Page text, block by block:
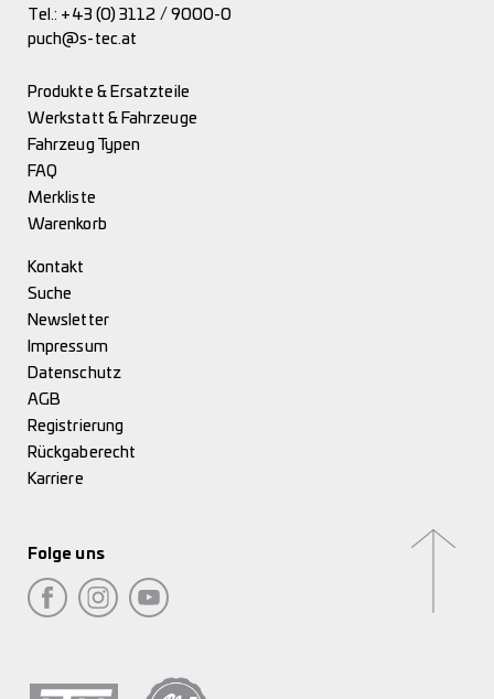
Tel.: +43 (0) 3112 / 9000-0
puch@s-tec.at
Produkte & Ersatzteile
Werkstatt & Fahrzeuge
Fahrzeug Typen
FAQ
Merkliste
Warenkorb
Kontakt
Suche
Newsletter
Impressum
Datenschutz
AGB
Registrierung
Rückgaberecht
Karriere
Folge uns